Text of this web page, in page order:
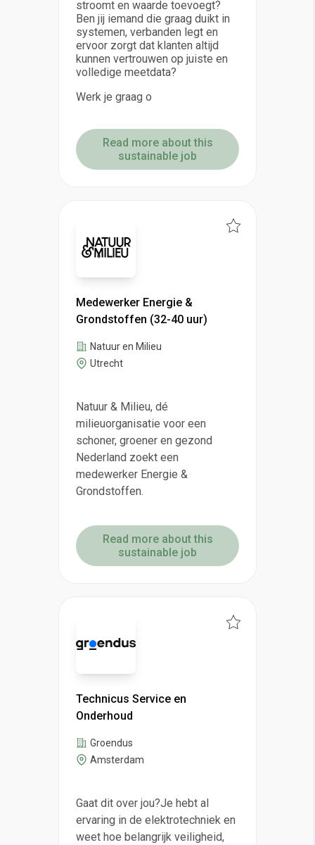
stroomt en waarde toevoegt?
Ben jij iemand die graag duikt in
systemen, verbanden legt en
ervoor zorgt dat klanten altijd
kunnen vertrouwen op juiste en
volledige meetdata?
Werk je graag o
Read more about this
sustainable job
Medewerker Energie &
Grondstoffen (32-40 uur)
Natuur en Milieu
Utrecht
Natuur & Milieu, dé
milieuorganisatie voor een
schoner, groener en gezond
Nederland zoekt een
medewerker Energie &
Grondstoffen.
Read more about this
sustainable job
Technicus Service en
Onderhoud
Groendus
Amsterdam
Gaat dit over jou?Je hebt al
ervaring in de elektrotechniek en
weet hoe belangrijk veiligheid,